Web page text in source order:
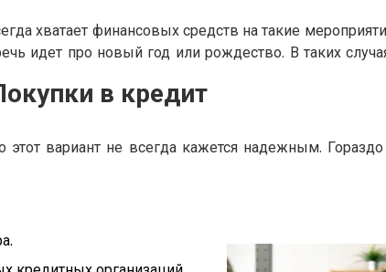
в кредит
хватает финансовых средств на такие
идет про новый год или рождество. В таких
вариант не всегда кажется надежным.